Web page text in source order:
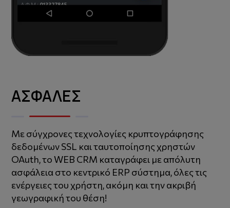
ΑΣΦΑΛΕΣ
Με σύγχρονες τεχνολογίες κρυπτογράφησης
δεδομένων SSL και ταυτοποίησης χρηστών
OAuth, το WEB CRM καταγράφει με απόλυτη
ασφάλεια στο κεντρικό ERP σύστημα, όλες τις
ενέργειες του χρήστη, ακόμη και την ακριβή
γεωγραφική του θέση!